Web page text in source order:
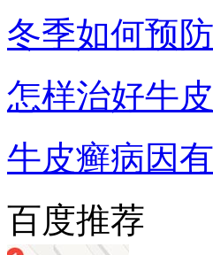
冬季如何预
怎样治好牛
牛皮癣病因
百度推荐